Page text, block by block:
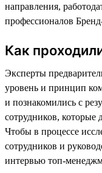
направления,
профессионалов
Как
Эксперты
уровень и принцип
и познакомились с
сотрудников, которые
Чтобы в процессе
сотрудников и
интервью топ-